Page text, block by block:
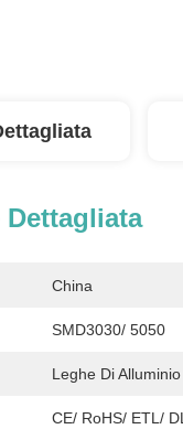
China
SMD3030/ 5050
Leghe Di Alluminio
CE/ RoHS/ ETL/